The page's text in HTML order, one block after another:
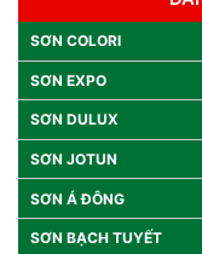
SƠN COLORI
SƠN EXPO
SƠN DULUX
SƠN JOTUN
SƠN Á ĐÔNG
SƠN BẠCH TUYẾT